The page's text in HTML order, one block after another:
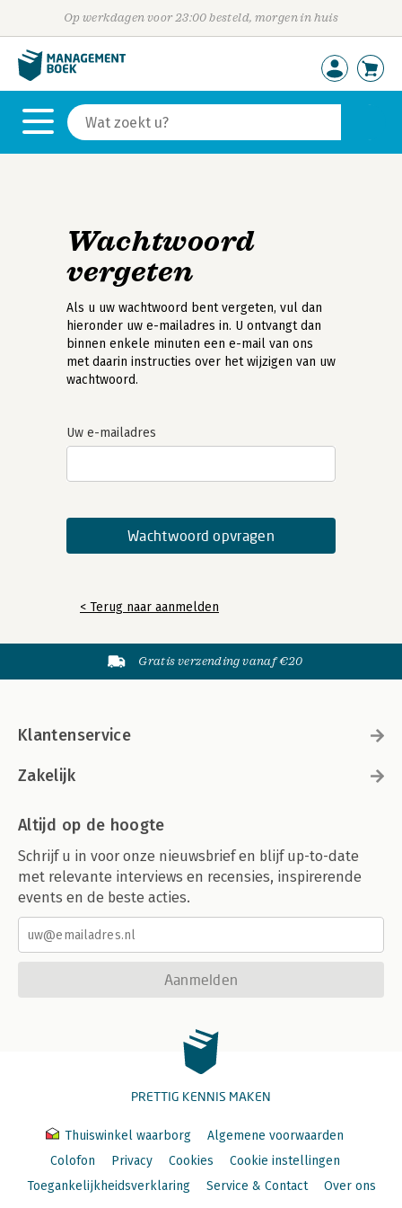
Op werkdagen voor 23:00 besteld, morgen in huis
Wachtwoord
vergeten
Als u uw wachtwoord bent vergeten, vul dan
hieronder uw e-mailadres in. U ontvangt dan
binnen enkele minuten een e-mail van ons
met daarin instructies over het wijzigen van uw
wachtwoord.
Uw e-mailadres
< Terug naar aanmelden
Gratis verzending vanaf €20
Klantenservice
Zakelijk
Altijd op de hoogte
Schrijf u in voor onze nieuwsbrief en blijf up-to-date
met relevante interviews en recensies, inspirerende
events en de beste acties.
Aanmelden
PRETTIG KENNIS MAKEN
Thuiswinkel waarborg
Algemene voorwaarden
Colofon
Privacy Cookies
Cookie instellingen
Toegankelijkheidsverklaring
Service & Contact Over ons